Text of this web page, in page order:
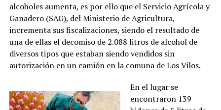
alcoholes aumenta, es por ello que el Servicio Agrícola y
Ganadero (SAG), del Ministerio de Agricultura,
incrementa sus fiscalizaciones, siendo el resultado de
una de ellas el decomiso de 2.088 litros de alcohol de
diversos tipos que estaban siendo vendidos sin
autorización en un camión en la comuna de Los Vilos.
En el lugar se
encontraron 139